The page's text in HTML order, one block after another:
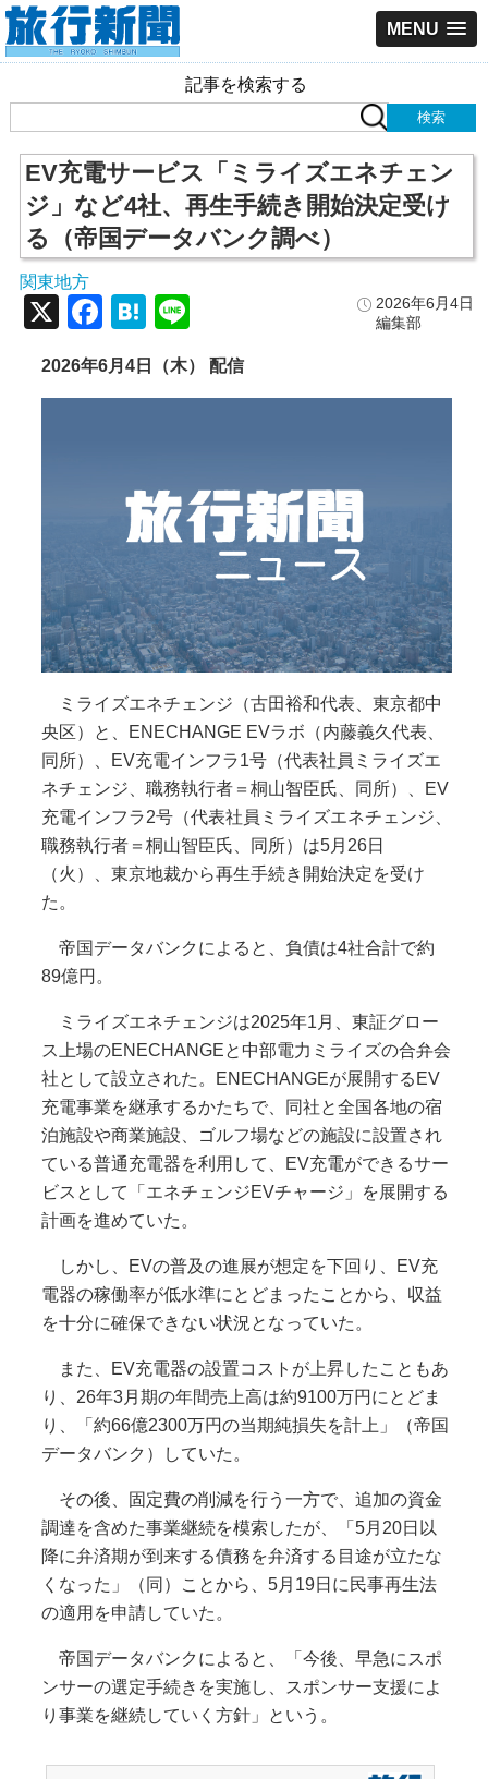
MENU
記事を検索する
EV充電サービス「ミライズエネチェン
ジ」など4社、再生手続き開始決定受け
る（帝国データバンク調べ）
関東地方
2026年6月4日
編集部
X Facebook
Hatena
2026年6月4日（木） 配信
ミライズエネチェンジ（古田裕和代表、東京都中
央区）と、ENECHANGE EVラボ（内藤義久代表、
同所）、EV充電インフラ1号（代表社員ミライズエ
ネチェンジ、職務執行者＝桐山智臣氏、同所）、EV
充電インフラ2号（代表社員ミライズエネチェンジ、
職務執行者＝桐山智臣氏、同所）は5月26日
（火）、東京地裁から再生手続き開始決定を受け
た。
帝国データバンクによると、負債は4社合計で約
89億円。
ミライズエネチェンジは2025年1月、東証グロー
ス上場のENECHANGEと中部電力ミライズの合弁会
社として設立された。ENECHANGEが展開するEV
充電事業を継承するかたちで、同社と全国各地の宿
泊施設や商業施設、ゴルフ場などの施設に設置され
ている普通充電器を利用して、EV充電ができるサー
ビスとして「エネチェンジEVチャージ」を展開する
計画を進めていた。
しかし、EVの普及の進展が想定を下回り、EV充
電器の稼働率が低水準にとどまったことから、収益
を十分に確保できない状況となっていた。
また、EV充電器の設置コストが上昇したこともあ
り、26年3月期の年間売上高は約9100万円にとどま
り、「約66億2300万円の当期純損失を計上」（帝国
データバンク）していた。
その後、固定費の削減を行う一方で、追加の資金
調達を含めた事業継続を模索したが、「5月20日以
降に弁済期が到来する債務を弁済する目途が立たな
くなった」（同）ことから、5月19日に民事再生法
の適用を申請していた。
帝国データバンクによると、「今後、早急にスポ
ンサーの選定手続きを実施し、スポンサー支援によ
り事業を継続していく方針」という。